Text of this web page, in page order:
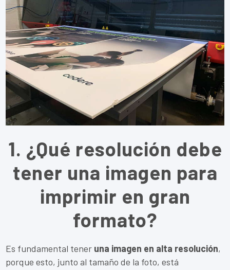
1. ¿Qué resolución debe
tener una imagen para
imprimir en gran
formato?
Es fundamental tener una imagen en alta resolución,
porque esto, junto al tamaño de la foto, está